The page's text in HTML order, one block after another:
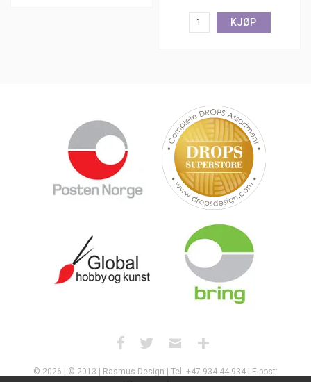
KJØP
© 2026 | © 2013 | Rasmus Design | Tel: +47 934 44 934 | E-post: